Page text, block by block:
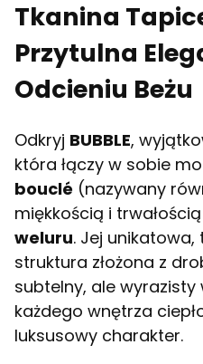
Tkanina
Przytulna
Odcieniu Beżu
Odkryj BUBBLE,
która łączy w sobie
bouclé (nazywany
miękkością i
weluru. Jej
struktura złożona z
subtelny, ale
każdego wnętrza
luksusowy charakter.